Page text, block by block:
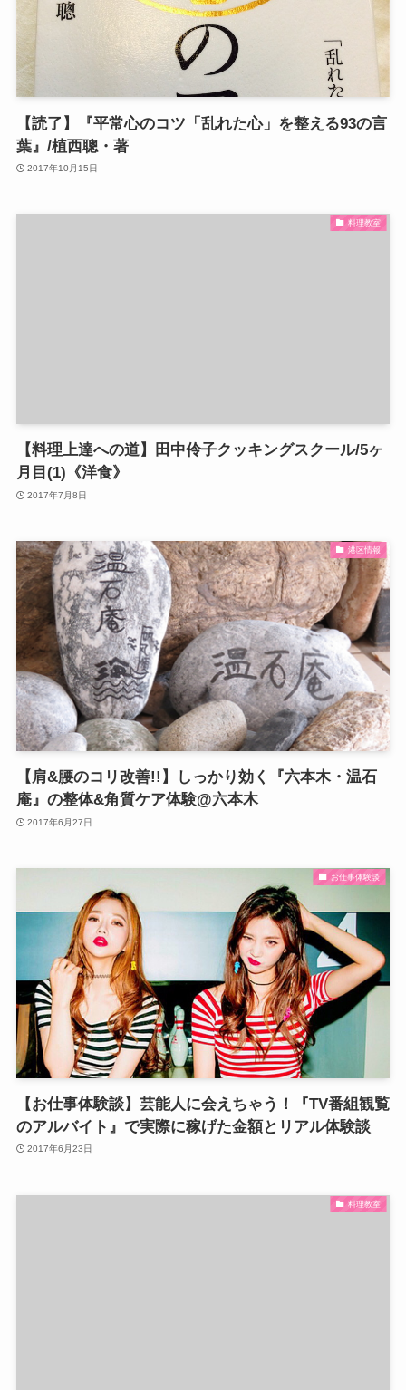
【読了】『平常心のコツ「乱れた心」を整える93の言
葉』/植西聰・著
2017年10月15日
料理教室
【料理上達への道】田中伶子クッキングスクール/5ヶ
月目(1)《洋食》
2017年7月8日
港区情報
【肩&腰のコリ改善!!】しっかり効く『六本木・温石
庵』の整体&角質ケア体験@六本木
2017年6月27日
お仕事体験談
【お仕事体験談】芸能人に会えちゃう！『TV番組観覧
のアルバイト』で実際に稼げた金額とリアル体験談
2017年6月23日
料理教室